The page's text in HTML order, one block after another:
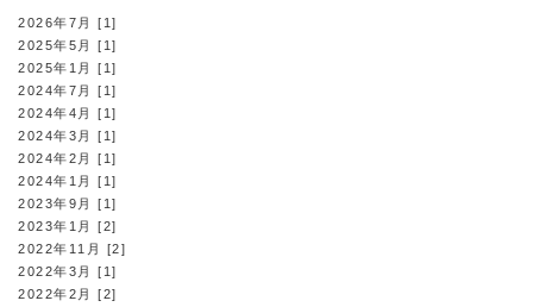
2026年7月 [1]
2025年5月 [1]
2025年1月 [1]
2024年7月 [1]
2024年4月 [1]
2024年3月 [1]
2024年2月 [1]
2024年1月 [1]
2023年9月 [1]
2023年1月 [2]
2022年11月 [2]
2022年3月 [1]
2022年2月 [2]